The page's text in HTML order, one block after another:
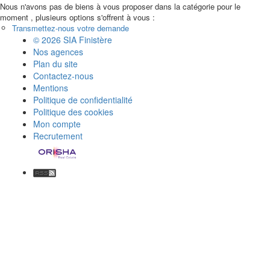
Nous n'avons pas de biens à vous proposer dans la catégorie pour le
moment , plusieurs options s'offrent à vous :
Transmettez-nous votre demande
© 2026 SIA Finistère
Nos agences
Plan du site
Contactez-nous
Mentions
Politique de confidentialité
Politique des cookies
Mon compte
Recrutement